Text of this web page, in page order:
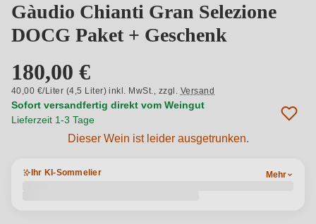
Gàudio Chianti Gran Selezione
DOCG Paket + Geschenk
180,00 €
40,00 €/Liter (4,5 Liter) inkl. MwSt., zzgl. Versand
Sofort versandfertig direkt vom Weingut
Lieferzeit 1-3 Tage
Dieser Wein ist leider ausgetrunken.
Ihr KI-Sommelier Mehr